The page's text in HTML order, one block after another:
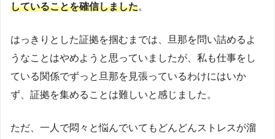
していることを確信しました。
はっきりとした証拠を掴むまでは、旦那を問い詰めるよ
うなことはやめようと思っていましたが、私も仕事をし
ている関係でずっと旦那を見張っているわけにはいか
ず、証拠を集めることは難しいと感じました。
ただ、一人で悶々と悩んでいてもどんどんストレスが溜